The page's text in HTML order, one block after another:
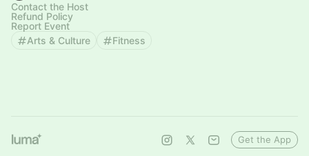
Contact the Host
Refund Policy
Report Event
Arts & Culture
Fitness
Get the App